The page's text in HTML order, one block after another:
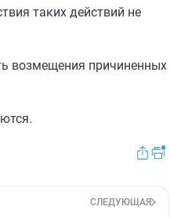
таких действий не
возмещения причиненных
СЛЕДУЮЩАЯ